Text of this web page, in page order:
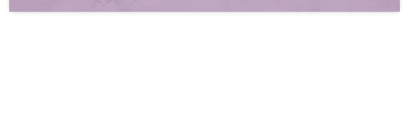
PERGUNTE À BÍBLIA IA